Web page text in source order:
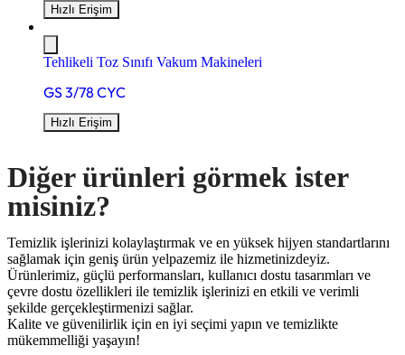
Hızlı Erişim
Tehlikeli Toz Sınıfı Vakum Makineleri
GS 3/78 CYC
Hızlı Erişim
Diğer ürünleri görmek ister
misiniz?
Temizlik işlerinizi kolaylaştırmak ve en yüksek hijyen standartlarını
sağlamak için geniş ürün yelpazemiz ile hizmetinizdeyiz.
Ürünlerimiz, güçlü performansları, kullanıcı dostu tasarımları ve
çevre dostu özellikleri ile temizlik işlerinizi en etkili ve verimli
şekilde gerçekleştirmenizi sağlar.
Kalite ve güvenilirlik için en iyi seçimi yapın ve temizlikte
mükemmelliği yaşayın!